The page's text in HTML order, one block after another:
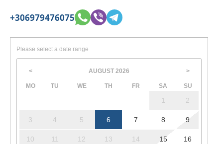
+306979476075
Please select a date range
< AUGUST 2026 >
MO TU WE TH FR SA SU
1 2
3 4 5 6 7 8 9
10 11 12 13 14 15 16